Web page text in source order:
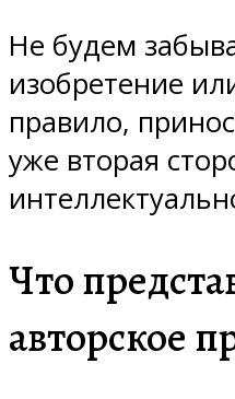
Не будем
изобретение
правило,
уже вторая
Что
авторское